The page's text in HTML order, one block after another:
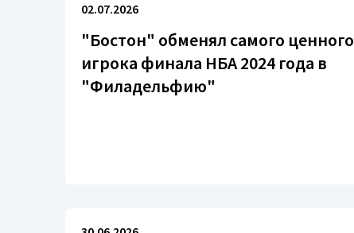
02.07.2026
"Бостон" обменял самого ценного
игрока финала НБА 2024 года в
"Филадельфию"